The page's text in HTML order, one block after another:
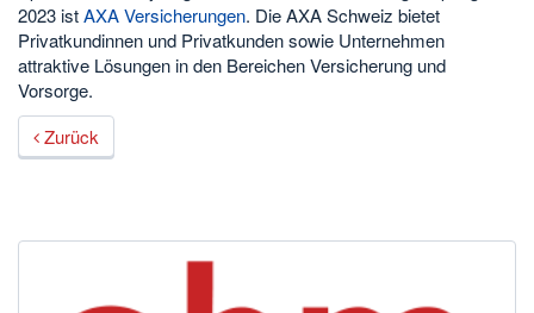
2023 istAXA Versicherungen. Die AXA Schweiz bietet
Privatkundinnen und Privatkunden sowie Unternehmen
attraktive Lösungen in den Bereichen Versicherung und
Vorsorge.
Zurück